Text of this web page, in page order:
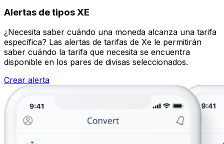
Alertas de tipos XE
¿Necesita saber cuándo una moneda alcanza una tarifa
específica? Las alertas de tarifas de Xe le permitirán
saber cuándo la tarifa que necesita se encuentra
disponible en los pares de divisas seleccionados.
Crear alerta